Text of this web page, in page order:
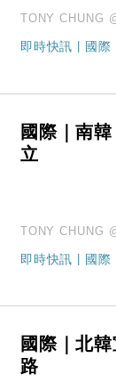
TONY CHUNG
即時快訊 國際
國際｜南
立
TONY CHUNG
即時快訊 國際
國際｜北
路